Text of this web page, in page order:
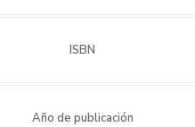
ISBN
Año de publicación